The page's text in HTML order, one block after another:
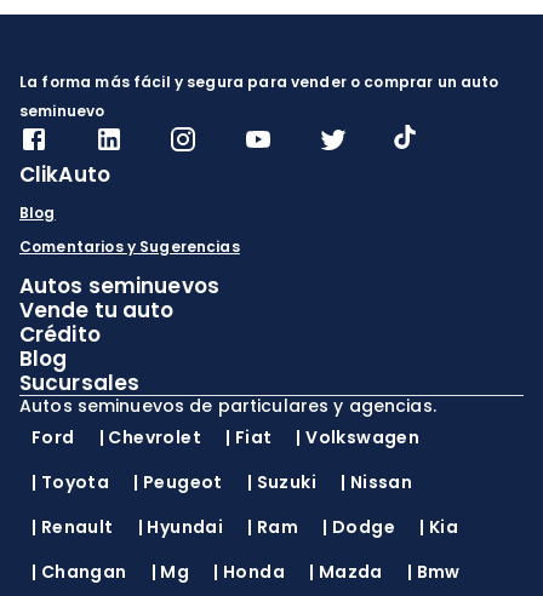
La forma más fácil y segura para vender o comprar un auto
seminuevo
ClikAuto
Blog
Comentarios y Sugerencias
Autos seminuevos
Vende tu auto
Crédito
Blog
Sucursales
Autos seminuevos de particulares y agencias.
Ford
| Chevrolet | Fiat |Volkswagen
| Toyota | Peugeot | Suzuki | Nissan
| Renault | Hyundai | Ram | Dodge | Kia
| Changan | Mg | Honda | Mazda | Bmw